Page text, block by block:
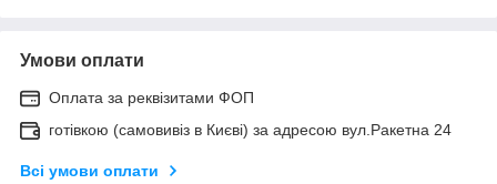
Умови оплати
Оплата за реквізитами ФОП
готівкою (самовивіз в Києві) за адресою вул.Ракетна 24
Всі умови оплати